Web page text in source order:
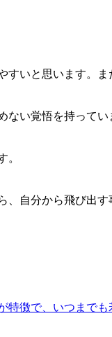
いと思います。
い覚悟を持って
。
自分から飛び出
特徴で、いつまで